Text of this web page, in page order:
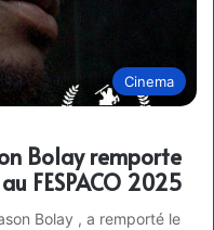
Cinema
Bolay remporte
FESPACO 2025
Bolay , a remporté le